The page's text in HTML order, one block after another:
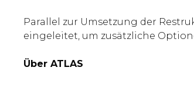
Parallel zur Umsetzung der
eingeleitet, um zusätzliche
Über ATLAS